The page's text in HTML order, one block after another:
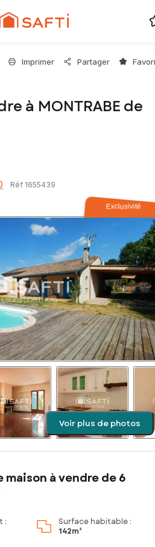
Imprimer Partager
à MONTRABE de
Réf 1655439
Exclusivité
Voir plus de photos
à vendre de 6
:
Surface habitable :
142m²